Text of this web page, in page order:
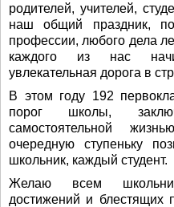
родителей, учителей,
наш общий праздник,
профессии, любого дела
каждого из нас
увлекательная дорога в
В этом году 192
порог школы,
самостоятельной
очередную ступеньку
школьник, каждый студент.
Желаю всем
достижений и блестящих